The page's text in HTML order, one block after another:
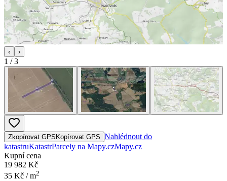
‹ ›
1 /3
Zkopírovat GPS Kopírovat GPS Nahlédnout do
katastruKatastrParcely na Mapy.czMapy.cz
Kupní cena
19 982 Kč
35 Kč / m2